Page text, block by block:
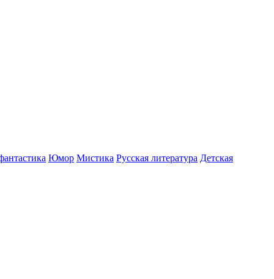
Юмор Мистика Русская литература Детская